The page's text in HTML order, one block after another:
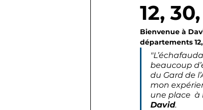
12,
Bienvenue à
départements
beaucoup
du Gard de
mon
une place  à
David.